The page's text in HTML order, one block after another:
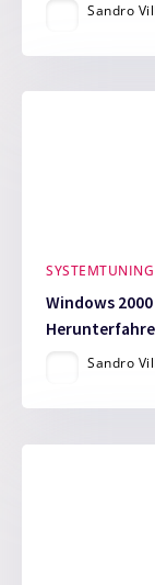
Sandro
Windows
Sandro